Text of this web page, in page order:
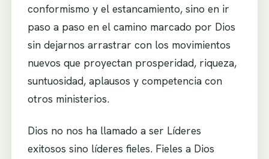
conformismo y el estancamiento, sino en ir
paso a paso en el camino marcado por Dios
sin dejarnos arrastrar con los movimientos
nuevos que proyectan prosperidad, riqueza,
suntuosidad, aplausos y competencia con
otros ministerios.
Dios no nos ha llamado a ser Líderes
exitosos sino líderes fieles. Fieles a Dios